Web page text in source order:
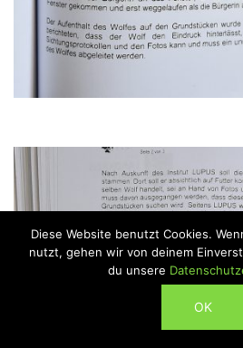
Diese Website benutzt Cookies.
nutzt, gehen wir von deinem
du unsere
OK